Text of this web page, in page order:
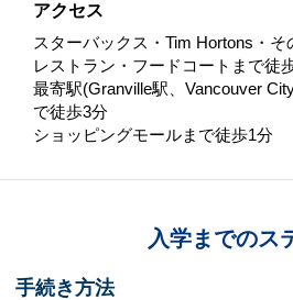
アクセス
スターバックス・Tim Hortons・
レストラン・フードコートまで徒
最寄駅(Granville駅、Vancouver
で徒歩3分
ショッピングモールまで徒歩1分
入学までのス
手続き方法